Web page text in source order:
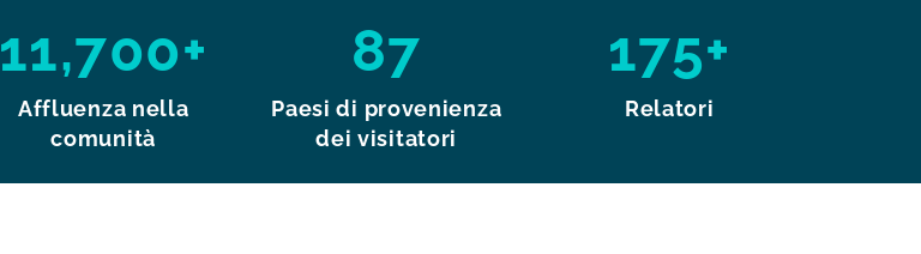
11,700+
Affluenza nella
comunità
87
Paesi di provenienza
dei visitatori
175+
Relatori